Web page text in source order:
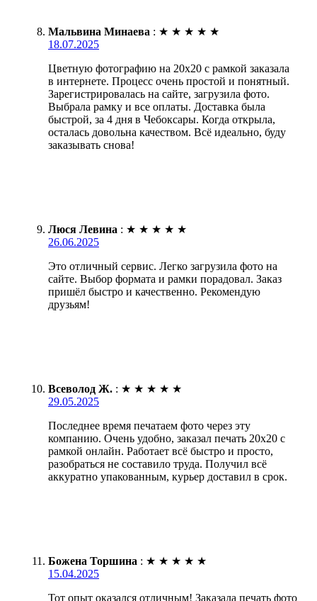
Мальвина Минаева : ★ ★ ★ ★ ★
18.07.2025
Цветную фотографию на 20х20 с рамкой заказала
в интернете. Процесс очень простой и понятный.
Зарегистрировалась на сайте, загрузила фото.
Выбрала рамку и все оплаты. Доставка была
быстрой, за 4 дня в Чебоксары. Когда открыла,
осталась довольна качеством. Всё идеально, буду
заказывать снова!
Люся Левина : ★ ★ ★ ★ ★
26.06.2025
Это отличный сервис. Легко загрузила фото на
сайте. Выбор формата и рамки порадовал. Заказ
пришёл быстро и качественно. Рекомендую
друзьям!
Всеволод Ж. : ★ ★ ★ ★ ★
29.05.2025
Последнее время печатаем фото через эту
компанию. Очень удобно, заказал печать 20х20 с
рамкой онлайн. Работает всё быстро и просто,
разобраться не составило труда. Получил всё
аккуратно упакованным, курьер доставил в срок.
Божена Торшина : ★ ★ ★ ★ ★
15.04.2025
Тот опыт оказался отличным! Заказала печать фото